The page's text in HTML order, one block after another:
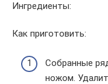
Ингредиенты:
Как приготовить:
Собранные
ножом.